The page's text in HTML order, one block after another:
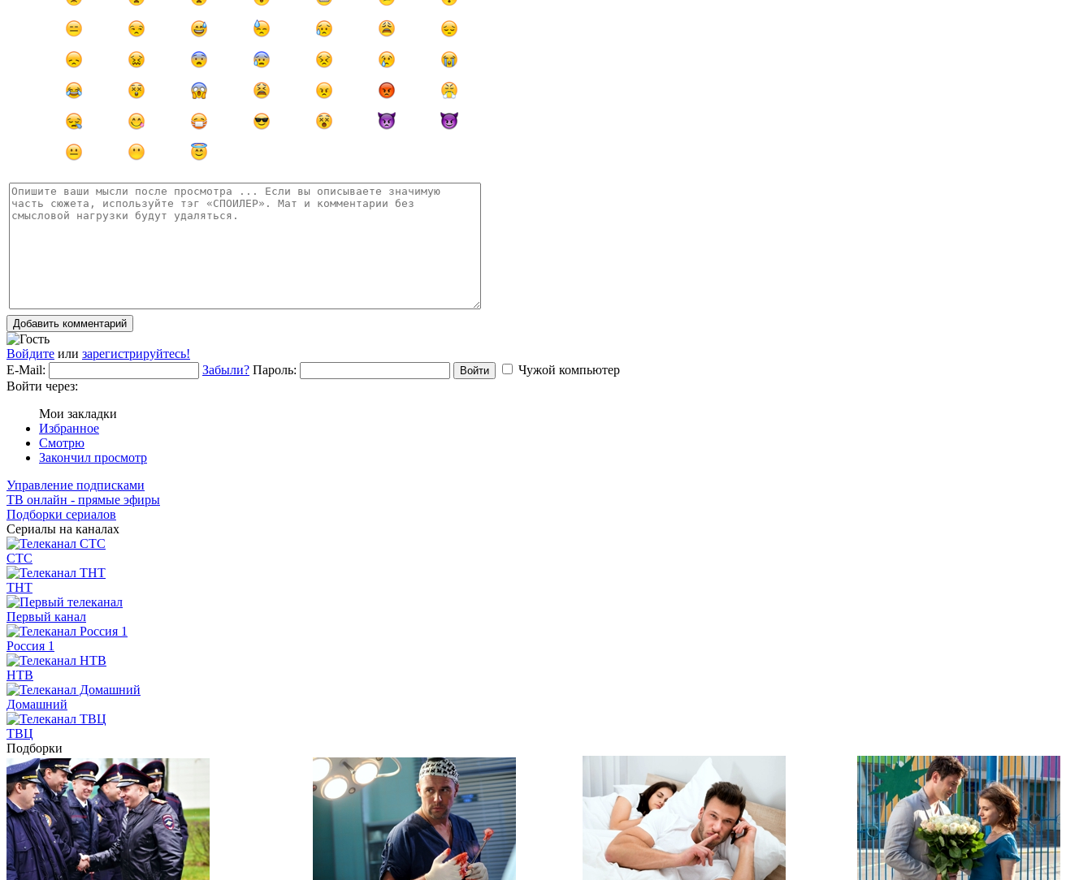
Добавить комментарий
Войдите или зарегистрируйтесь!
E-Mail:
Забыли? Пароль: Войти
Чужой компьютер
Войти через:
Мои закладки
Избранное
Смотрю
Закончил просмотр
Управление подписками
ТВ онлайн - прямые эфиры
Подборки сериалов
Сериалы на каналах
СТС
ТНТ
Первый канал
Россия 1
НТВ
Домашний
ТВЦ
Подборки